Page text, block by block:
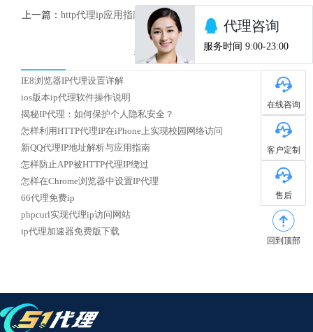
上一篇： http代理ip应用指南 下一篇：
热门文章
IE8浏览器IP代理设置详解
ios版本ip代理软件操作说明
揭秘IP代理：如何保护个人隐私安全？
怎样利用HTTP代理IP在iPhone上实现校园网络访问
新QQ代理IP地址解析与应用指南
怎样防止APP被HTTP代理IP绕过
怎样在Chrome浏览器中设置IP代理
66代理免费ip
phpcurl实现代理ip访问网站
ip代理加速器免费版下载
在线咨询
客户定制
售后
回到顶部